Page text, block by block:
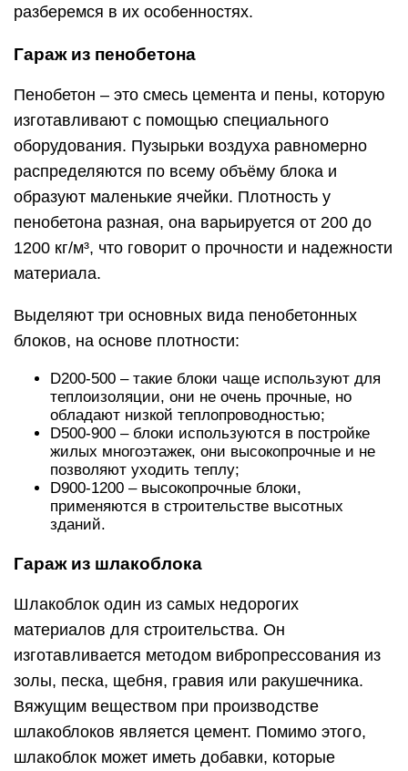
разберемся в их особенностях.
Гараж из пенобетона
Пенобетон – это смесь цемента и пены, которую
изготавливают с помощью специального
оборудования. Пузырьки воздуха равномерно
распределяются по всему объёму блока и
образуют маленькие ячейки. Плотность у
пенобетона разная, она варьируется от 200 до
1200 кг/м³, что говорит о прочности и надежности
материала.
Выделяют три основных вида пенобетонных
блоков, на основе плотности:
D200-500 – такие блоки чаще используют для
теплоизоляции, они не очень прочные, но
обладают низкой теплопроводностью;
D500-900 – блоки используются в постройке
жилых многоэтажек, они высокопрочные и не
позволяют уходить теплу;
D900-1200 – высокопрочные блоки,
применяются в строительстве высотных
зданий.
Гараж из шлакоблока
Шлакоблок один из самых недорогих
материалов для строительства. Он
изготавливается методом вибропрессования из
золы, песка, щебня, гравия или ракушечника.
Вяжущим веществом при производстве
шлакоблоков является цемент. Помимо этого,
шлакоблок может иметь добавки, которые